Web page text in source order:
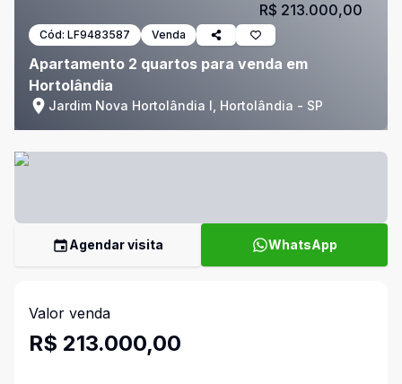
Cód: LF9483587 Venda
Apartamento 2 quartos para venda em
Hortolândia
Jardim Nova Hortolândia I, Hortolândia - SP
R$ 213.000,00
Agendar visita WhatsApp
Valor venda
R$ 213.000,00